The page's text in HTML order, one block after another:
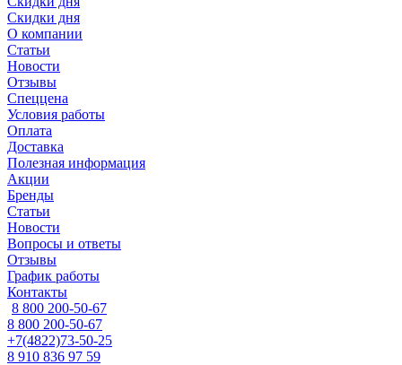
Скидки дня
О компании
Статьи
Новости
Отзывы
Спеццена
Условия работы
Оплата
Доставка
Полезная информация
Акции
Бренды
Статьи
Новости
Вопросы и ответы
Отзывы
График работы
Контакты
8 800 200-50-67
8 800 200-50-67
+7(4822)73-50-25
8 910 836 97 59